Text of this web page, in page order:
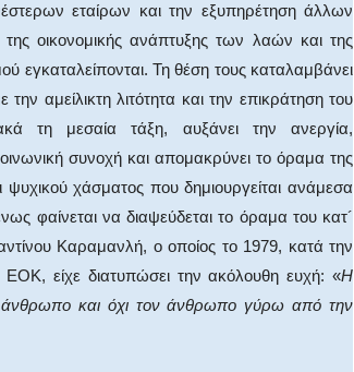
εταίρων και την εξυπηρέτηση άλλων
οικονομικής ανάπτυξης των λαών και της
εγκαταλείπονται. Τη θέση τους καταλαμβάνει
αμείλικτη λιτότητα και την επικράτηση του
τη μεσαία τάξη, αυξάνει την ανεργία,
συνοχή και απομακρύνει το όραμα της
ψυχικού χάσματος που δημιουργείται ανάμεσα
φαίνεται να διαψεύδεται το όραμα του κατ´
Καραμανλή, ο οποίος το 1979, κατά την
ΕΟΚ, είχε διατυπώσει την ακόλουθη ευχή: «Η
και όχι τον άνθρωπο γύρω από την